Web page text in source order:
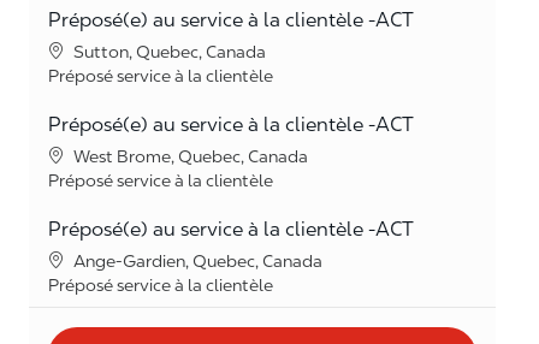
Préposé(e) au service à la clientèle -ACT
LieuSutton, Quebec, Canada
Catégorie
Préposé service à la clientèle
Préposé(e) au service à la clientèle -ACT
LieuWest Brome, Quebec, Canada
Catégorie
Préposé service à la clientèle
Préposé(e) au service à la clientèle -ACT
LieuAnge-Gardien, Quebec, Canada
Catégorie
Préposé service à la clientèle